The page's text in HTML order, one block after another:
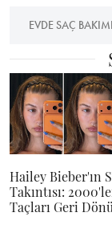
EVDE SAÇ BAKIMI
Hailey Bieber'ın
Takıntısı:
Taçları Geri